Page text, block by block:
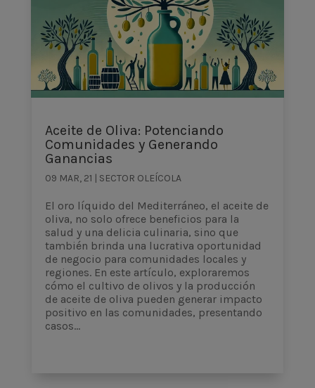
Aceite de Oliva: Potenciando
Comunidades y Generando
Ganancias
09 MAR, 21 | SECTOR OLEÍCOLA
El oro líquido del Mediterráneo, el aceite de
oliva, no solo ofrece beneficios para la
salud y una delicia culinaria, sino que
también brinda una lucrativa oportunidad
de negocio para comunidades locales y
regiones. En este artículo, exploraremos
cómo el cultivo de olivos y la producción
de aceite de oliva pueden generar impacto
positivo en las comunidades, presentando
casos...